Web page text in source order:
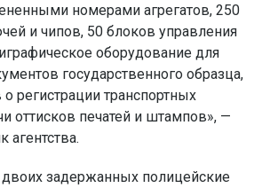
номерами агрегатов, 250
и чипов, 50 блоков управления
оборудование для
государственного образца,
регистрации транспортных
оттисков печатей и штампов», —
агентства.
двоих задержанных полицейские